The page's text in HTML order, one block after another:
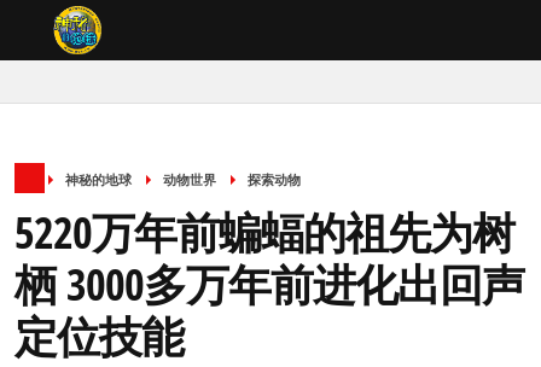
神秘的地球 动物世界 探索动物
5220万年前蝙蝠的祖先为树
栖 3000多万年前进化出回声
定位技能